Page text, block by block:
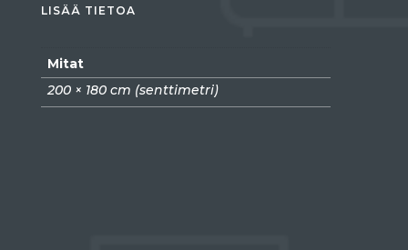
LISÄÄ TIETOA
Mitat
200 × 180 cm (senttimetri)